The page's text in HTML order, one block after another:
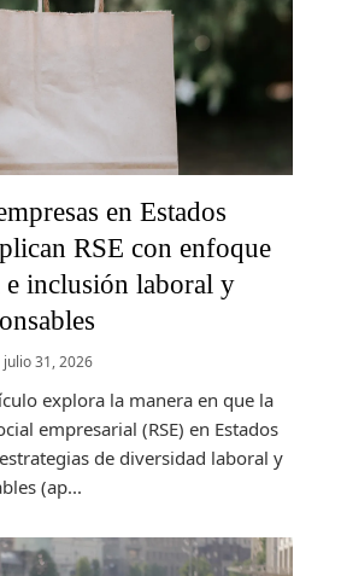
en Estados
RSE con enfoque
e inclusión laboral y
julio 31, 2026
explora la manera en que la
empresarial (RSE) en Estados
de diversidad laboral y
(ap...